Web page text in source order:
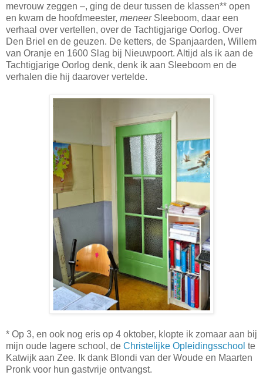
mevrouw zeggen –, ging de deur tussen de klassen** open
en kwam de hoofdmeester, meneerSleeboom, daar een
verhaal over vertellen, over de Tachtigjarige Oorlog. Over
Den Briel en de geuzen. De ketters, de Spanjaarden, Willem
van Oranje en 1600 Slag bij Nieuwpoort. Altijd als ik aan de
Tachtigjarige Oorlog denk, denk ik aan Sleeboom en de
verhalen die hij daarover vertelde.
* Op 3, en ook nog eris op 4 oktober, klopte ik zomaar aan bij
mijn oude lagere school, de Christelijke Opleidingsschool te
Katwijk aan Zee. Ik dank Blondi van der Woude en Maarten
Pronk voor hun gastvrije ontvangst.